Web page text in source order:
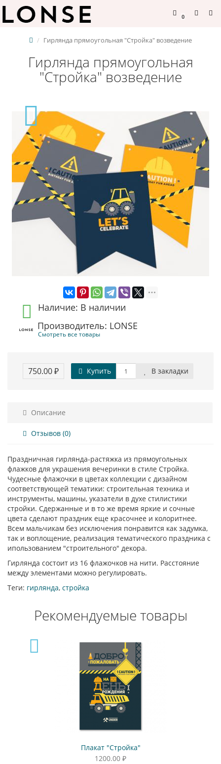
0
Гирлянда прямоугольная "Стройка" возведение
Гирлянда прямоугольная
"Стройка" возведение
Наличие: В наличии
Производитель: LONSE
Смотреть все товары
750.00 ₽ Купить В закладки
Описание
Отзывов (0)
Праздничная гирлянда-растяжка из прямоугольных
флажков для украшения вечеринки в стиле Стройка.
Чудесные флажочки в цветах коллекции с дизайном
соответствующей тематики: строительная техника и
инструменты, машины, указатели в духе стилистики
стройки. Сдержанные и в то же время яркие и сочные
цвета сделают праздник еще красочнее и колоритнее.
Всем мальчикам без исключения понравится как задумка,
так и воплощение, реализация тематического праздника с
ипользованием "строительного" декора.
Гирлянда состоит из 16 флажочков на нити. Расстояние
между элементами можно регулировать.
Теги: гирлянда, стройка
Рекомендуемые товары
Плакат "Стройка"
1200.00 ₽